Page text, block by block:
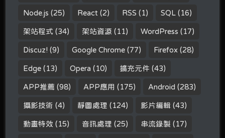
Node.js (25) React (2) RSS (1) SQL (16)
架站程式 (34) 架站資源 (11) WordPress (17)
Discuz! (9) Google Chrome (77) Firefox (28)
Edge (13) Opera (10) 擴充元件 (43)
APP推薦 (98) APP應用 (175) Android (283)
攝影技術 (4) 靜圖處理 (124) 影片編輯 (43)
動畫特效 (15) 音訊處理 (25) 串流錄製 (17)